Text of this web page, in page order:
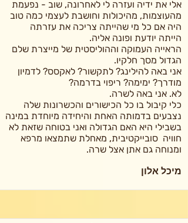
אלי את ידיה ועזרה לי לאחרונה, שוב - נפעמת
מהעוצמות, מהיכולות וחושבת לעצמי כמה טוב
היה אם כל מי שהייתה צריכה את עזרתה
הייתה יודעת ופונה אליה.
הראייה העמוקה וההוליסטית של מייצרת שלם
הגדול מסך חלקיו.
אני באה להילינג? לתקשור? לאקסס? לדמיון
מודרך? ימימה? ריפוי בדרמה?
לא. אני באה לשרה.
כלי קיבול בו כל הכישורים והכשרונות שלה
נצבעים בדמותה האחת והיחידה מיוחדת במינה
בשבילי היא האם הגדולה ואני בטוחה שזאת לא
חוויה סובייקטיבית, מאחלת שתמצאו מרפא
ומנוחה גם אתן אצל שרה.
מיכל אלון